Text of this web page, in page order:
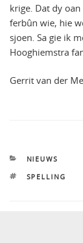
krige. Dat dy
ferbûn wie, hie
sjoen. Sa gie ik
Hooghiemstra
Gerrit van der
CATEGORIEËN
NIEUWS
TAGS
SPELLING